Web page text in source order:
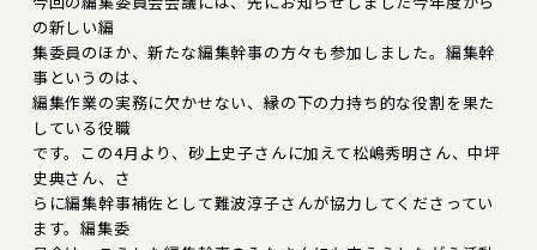
の新しい編
集委員のほか、新たな編集幹事の方々も参加しました。編集幹
事というのは、
編集作業の実務に欠かせない、縁の下の力持ち的な役割を果た
している役職
です。この4月より、砂上史子さんに加えて松嶋秀明さん、中坪
史典さん、さ
らに編集幹事補佐として難波淳子さんが協力してくださってい
ます。編集委